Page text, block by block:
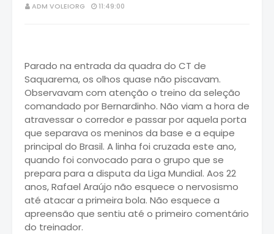
ADM VOLEIORG 11:49:00
Parado na entrada da quadra do CT de
Saquarema, os olhos quase não piscavam.
Observavam com atenção o treino da seleção
comandado por Bernardinho. Não viam a hora de
atravessar o corredor e passar por aquela porta
que separava os meninos da base e a equipe
principal do Brasil. A linha foi cruzada este ano,
quando foi convocado para o grupo que se
prepara para a disputa da Liga Mundial. Aos 22
anos, Rafael Araújo não esquece o nervosismo
até atacar a primeira bola. Não esquece a
apreensão que sentiu até o primeiro comentário
do treinador.